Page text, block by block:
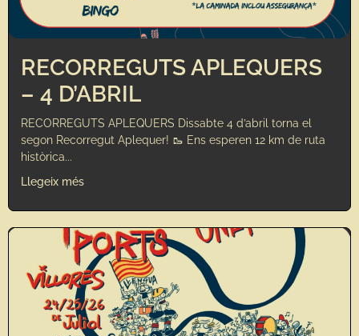
RECORREGUTS APLEQUERS
– 4 D’ABRIL
RECORREGUTS APLEQUERS Dissabte 4 d’abril torna el
segon Recorregut Aplequer! 🥾 Ens esperen 12 km de ruta
històrica...
Llegeix més